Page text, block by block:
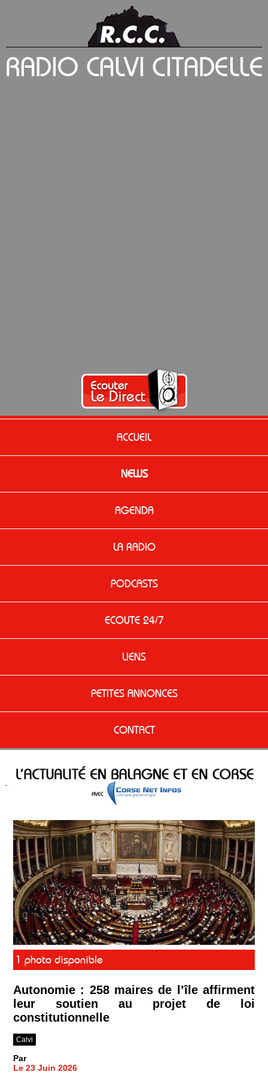
ACCUEIL
NEWS
AGENDA
LA RADIO
PODCASTS
ECOUTE 24/7
LIENS
PETITES ANNONCES
CONTACT
1 photo disponible
Autonomie : 258 maires de l’île affirment
leur soutien au projet de loi
constitutionnelle
Calvi
Par
Le 23 Juin 2026